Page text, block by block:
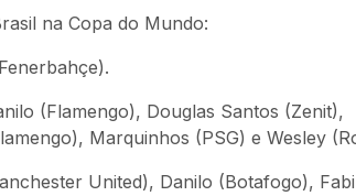
na Copa do Mundo:
(Flamengo), Douglas Santos (Zenit),
Marquinhos (PSG) e Wesley
United), Danilo (Botafogo),